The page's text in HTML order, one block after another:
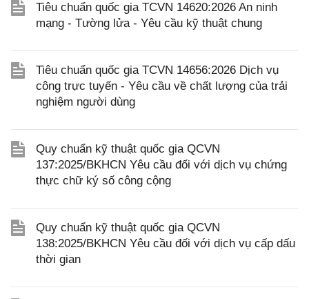
Tiêu chuẩn quốc gia TCVN 14620:2026 An ninh
mạng - Tường lửa - Yêu cầu kỹ thuật chung
Tiêu chuẩn quốc gia TCVN 14656:2026 Dịch vụ
công trực tuyến - Yêu cầu về chất lượng của trải
nghiệm người dùng
Quy chuẩn kỹ thuật quốc gia QCVN
137:2025/BKHCN Yêu cầu đối với dịch vụ chứng
thực chữ ký số công cộng
Quy chuẩn kỹ thuật quốc gia QCVN
138:2025/BKHCN Yêu cầu đối với dịch vụ cấp dấu
thời gian